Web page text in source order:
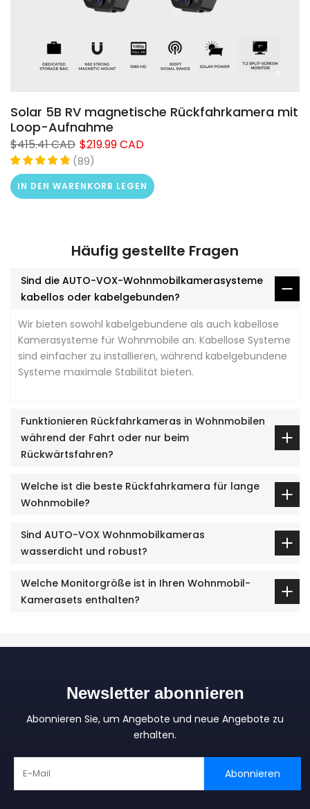
Solar 5B RV magnetische Rückfahrkamera mit
Loop-Aufnahme
$415.41 CAD $219.99 CAD
(89)
IN DEN WARENKORB LEGEN
Häufig gestellte Fragen
Sind die AUTO-VOX-Wohnmobilkamerasysteme
kabellos oder kabelgebunden?
Wir bieten sowohl kabelgebundene als auch kabellose
Kamerasysteme für Wohnmobile an. Kabellose Systeme
sind einfacher zu installieren, während kabelgebundene
Systeme maximale Stabilität bieten.
Funktionieren Rückfahrkameras in Wohnmobilen
während der Fahrt oder nur beim
Rückwärtsfahren?
Welche ist die beste Rückfahrkamera für lange
Wohnmobile?
Sind AUTO-VOX Wohnmobilkameras
wasserdicht und robust?
Welche Monitorgröße ist in Ihren Wohnmobil-
Kamerasets enthalten?
Newsletter abonnieren
Abonnieren Sie, um Angebote und neue Angebote zu
erhalten.
Abonnieren